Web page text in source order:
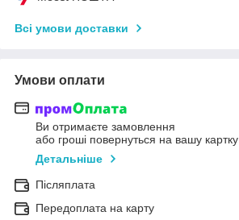
Всі умови доставки
Умови оплати
Ви отримаєте замовлення
або гроші повернуться на вашу картку
Детальніше
Післяплата
Передоплата на карту